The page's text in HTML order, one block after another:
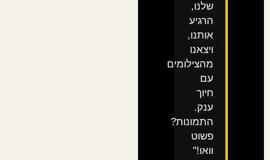
שלנו,
הרגיע
אותנו,
ויצאנו
מהצילומים
עם
חיוך
ענק.
התמונות?
פשוט
וואו!"